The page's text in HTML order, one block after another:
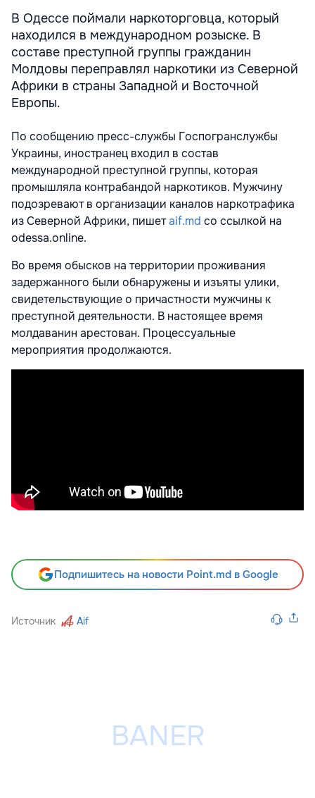
В Одессе поймали наркоторговца, который
находился в международном розыске. В
составе преступной группы гражданин
Молдовы переправлял наркотики из Северной
Африки в страны Западной и Восточной
Европы.
По сообщению пресс-службы Госпогранслужбы
Украины, иностранец входил в состав
международной преступной группы, которая
промышляла контрабандой наркотиков. Мужчину
подозревают в организации каналов наркотрафика
из Северной Африки, пишетaif.md со ссылкой на
odessa.online.
Во время обысков на территории проживания
задержанного были обнаружены и изъяты улики,
свидетельствующие о причастности мужчины к
преступной деятельности. В настоящее время
молдаванин арестован. Процессуальные
мероприятия продолжаются.
Подпишитесь на новости Point.md в Google
Источник Aif